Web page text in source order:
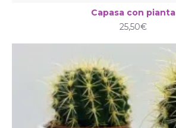
Capasa con pianta
25,50€